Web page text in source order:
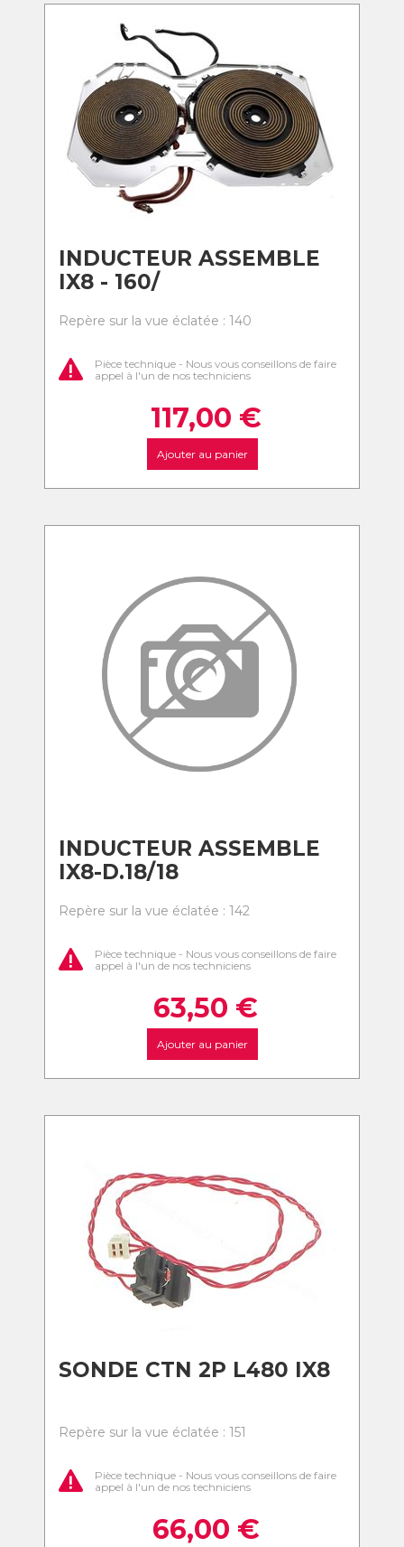
INDUCTEUR ASSEMBLE
IX8 - 160/
Repère sur la vue éclatée : 140
Pièce technique - Nous vous conseillons de faire
appel à l'un de nos techniciens
117,00 €
Ajouter au panier
INDUCTEUR ASSEMBLE
IX8-D.18/18
Repère sur la vue éclatée : 142
Pièce technique - Nous vous conseillons de faire
appel à l'un de nos techniciens
63,50 €
Ajouter au panier
SONDE CTN 2P L480 IX8
Repère sur la vue éclatée : 151
Pièce technique - Nous vous conseillons de faire
appel à l'un de nos techniciens
66,00 €